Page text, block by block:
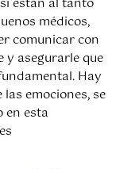
médicos,
comunicar con
y asegurarle que
Hay
emociones, se
en esta